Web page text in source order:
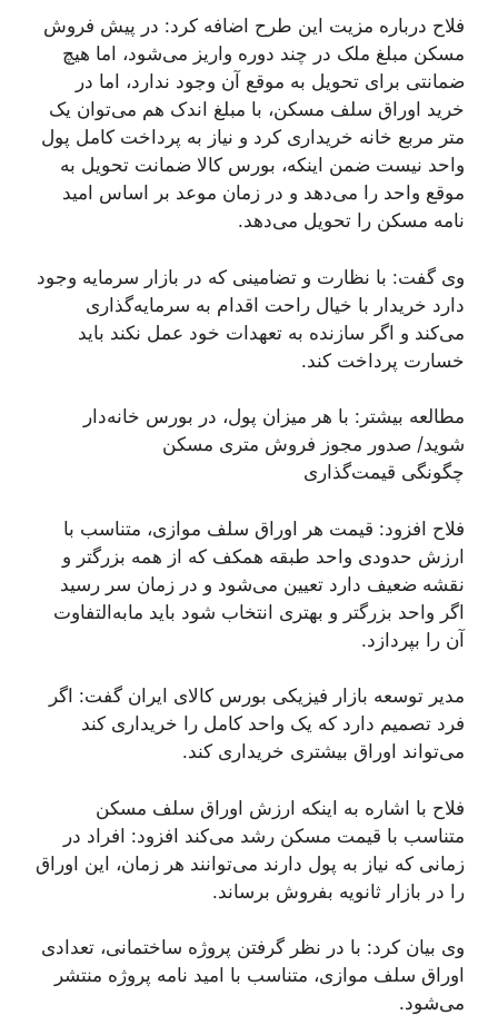
فلاح درباره مزیت این طرح اضافه کرد: در پیش فروش
مسکن مبلغ ملک در چند دوره واریز می‌شود، اما هیچ
ضمانتی برای تحویل به موقع آن وجود ندارد، اما در
خرید اوراق سلف مسکن، با مبلغ اندک هم می‌توان یک
متر مربع خانه خریداری کرد و نیاز به پرداخت کامل پول
واحد نیست ضمن اینکه، بورس کالا ضمانت تحویل به
موقع واحد را می‌دهد و در زمان موعد بر اساس امید
نامه مسکن را تحویل می‌دهد.
وی گفت: با نظارت و تضامینی که در بازار سرمایه وجود
دارد خریدار با خیال راحت اقدام به سرمایه‌گذاری
می‌کند و اگر سازنده به تعهدات خود عمل نکند باید
خسارت پرداخت کند.
مطالعه بیشتر: با هر میزان پول، در بورس خانه‌دار
شوید/ صدور مجوز فروش متری مسکن
چگونگی قیمت‌گذاری
فلاح افزود: قیمت هر اوراق سلف موازی، متناسب با
ارزش حدودی واحد طبقه همکف که از همه بزرگتر و
نقشه ضعیف دارد تعیین می‌شود و در زمان سر رسید
اگر واحد بزرگتر و بهتری انتخاب شود باید مابه‌التفاوت
آن را بپردازد.
مدیر توسعه بازار فیزیکی بورس کالای ایران گفت: اگر
فرد تصمیم دارد که یک واحد کامل را خریداری کند
می‌تواند اوراق بیشتری خریداری کند.
فلاح با اشاره به اینکه ارزش اوراق سلف مسکن
متناسب با قیمت مسکن رشد می‌کند افزود: افراد در
زمانی که نیاز به پول دارند می‌توانند هر زمان، این اوراق
را در بازار ثانویه بفروش برساند.
وی بیان کرد: با در نظر گرفتن پروژه ساختمانی، تعدادی
اوراق سلف موازی، متناسب با امید نامه پروژه منتشر
می‌شود.